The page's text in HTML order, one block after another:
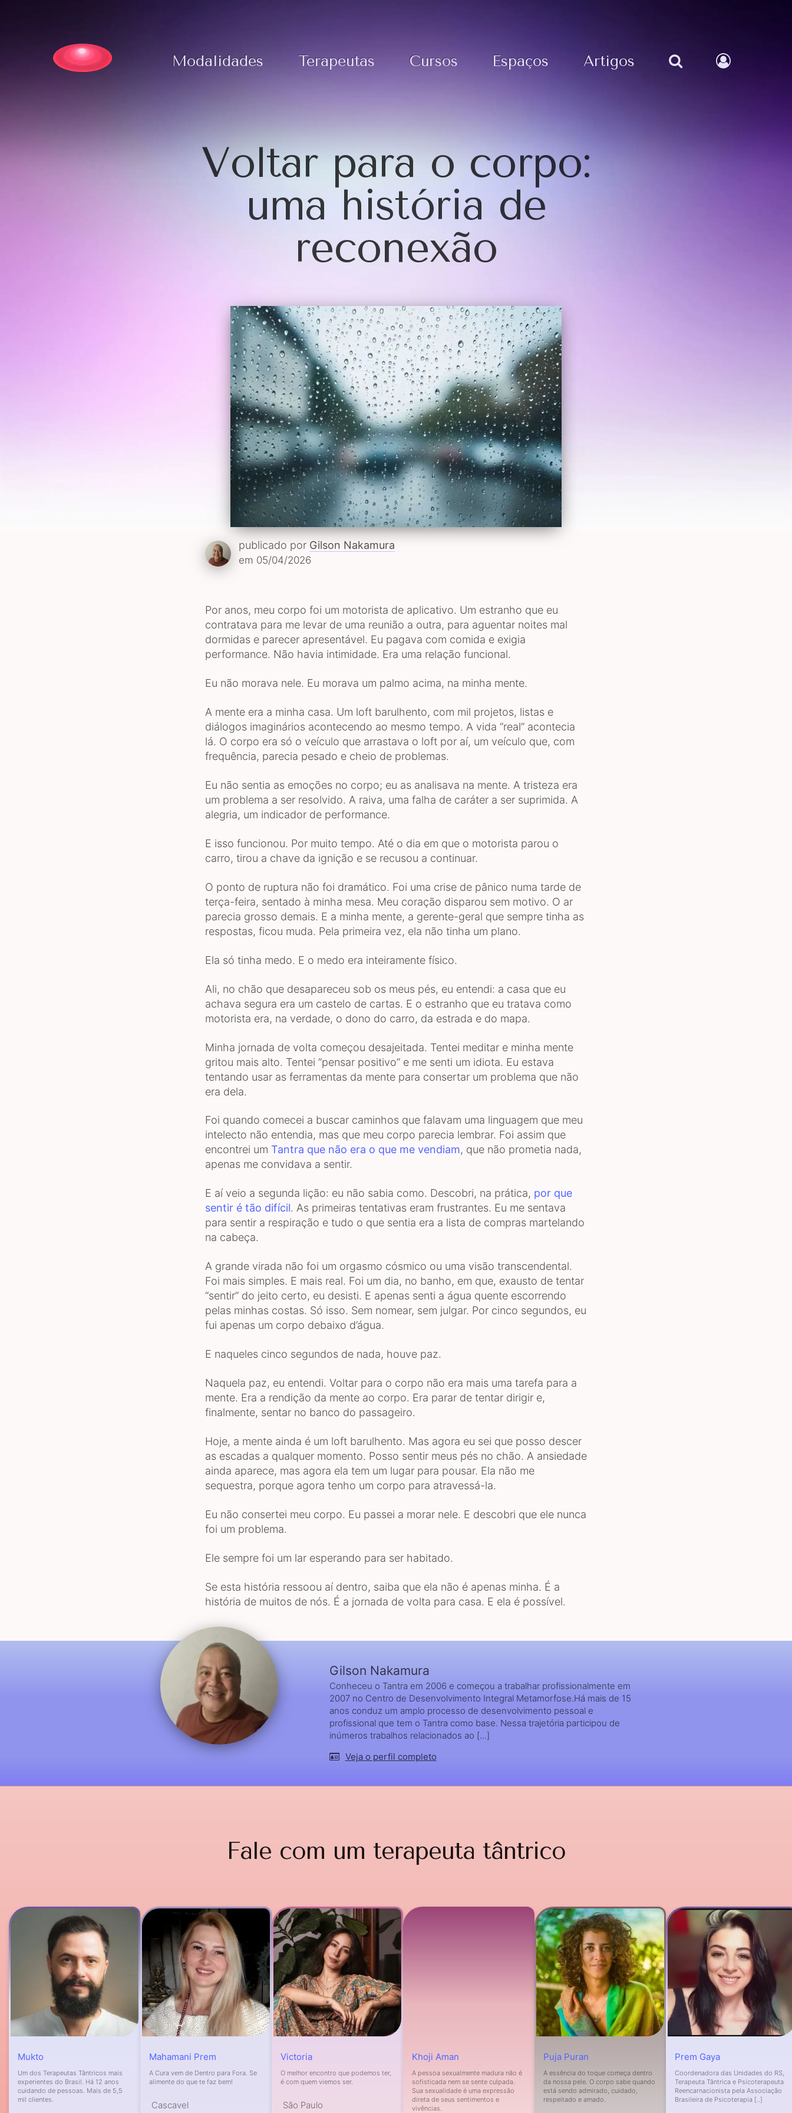
Modalidades Terapeutas Cursos Espaços Artigos
Voltar para o corpo:
uma história de
reconexão
publicado por Gilson Nakamura
em 05/04/2026
Por anos, meu corpo foi um motorista de aplicativo. Um estranho que eu
contratava para me levar de uma reunião a outra, para aguentar noites mal
dormidas e parecer apresentável. Eu pagava com comida e exigia
performance. Não havia intimidade. Era uma relação funcional.
Eu não morava nele. Eu morava um palmo acima, na minha mente.
A mente era a minha casa. Um loft barulhento, com mil projetos, listas e
diálogos imaginários acontecendo ao mesmo tempo. A vida “real” acontecia
lá. O corpo era só o veículo que arrastava o loft por aí, um veículo que, com
frequência, parecia pesado e cheio de problemas.
Eu não sentia as emoções no corpo; eu as analisava na mente. A tristeza era
um problema a ser resolvido. A raiva, uma falha de caráter a ser suprimida. A
alegria, um indicador de performance.
E isso funcionou. Por muito tempo. Até o dia em que o motorista parou o
carro, tirou a chave da ignição e se recusou a continuar.
O ponto de ruptura não foi dramático. Foi uma crise de pânico numa tarde de
terça-feira, sentado à minha mesa. Meu coração disparou sem motivo. O ar
parecia grosso demais. E a minha mente, a gerente-geral que sempre tinha as
respostas, ficou muda. Pela primeira vez, ela não tinha um plano.
Ela só tinha medo. E o medo era inteiramente físico.
Ali, no chão que desapareceu sob os meus pés, eu entendi: a casa que eu
achava segura era um castelo de cartas. E o estranho que eu tratava como
motorista era, na verdade, o dono do carro, da estrada e do mapa.
Minha jornada de volta começou desajeitada. Tentei meditar e minha mente
gritou mais alto. Tentei “pensar positivo” e me senti um idiota. Eu estava
tentando usar as ferramentas da mente para consertar um problema que não
era dela.
Foi quando comecei a buscar caminhos que falavam uma linguagem que meu
intelecto não entendia, mas que meu corpo parecia lembrar. Foi assim que
encontrei um Tantra que não era o que me vendiam, que não prometia nada,
apenas me convidava a sentir.
E aí veio a segunda lição: eu não sabia como. Descobri, na prática, por que
sentir é tão difícil. As primeiras tentativas eram frustrantes. Eu me sentava
para sentir a respiração e tudo o que sentia era a lista de compras martelando
na cabeça.
A grande virada não foi um orgasmo cósmico ou uma visão transcendental.
Foi mais simples. E mais real. Foi um dia, no banho, em que, exausto de tentar
“sentir” do jeito certo, eu desisti. E apenas senti a água quente escorrendo
pelas minhas costas. Só isso. Sem nomear, sem julgar. Por cinco segundos, eu
fui apenas um corpo debaixo d’água.
E naqueles cinco segundos de nada, houve paz.
Naquela paz, eu entendi. Voltar para o corpo não era mais uma tarefa para a
mente. Era a rendição da mente ao corpo. Era parar de tentar dirigir e,
finalmente, sentar no banco do passageiro.
Hoje, a mente ainda é um loft barulhento. Mas agora eu sei que posso descer
as escadas a qualquer momento. Posso sentir meus pés no chão. A ansiedade
ainda aparece, mas agora ela tem um lugar para pousar. Ela não me
sequestra, porque agora tenho um corpo para atravessá-la.
Eu não consertei meu corpo. Eu passei a morar nele. E descobri que ele nunca
foi um problema.
Ele sempre foi um lar esperando para ser habitado.
Se esta história ressoou aí dentro, saiba que ela não é apenas minha. É a
história de muitos de nós. É a jornada de volta para casa. E ela é possível.
Gilson Nakamura
Conheceu o Tantra em 2006 e começou a trabalhar profissionalmente em
2007 no Centro de Desenvolvimento Integral Metamorfose.Há mais de 15
anos conduz um amplo processo de desenvolvimento pessoal e
profissional que tem o Tantra como base. Nessa trajetória participou de
inúmeros trabalhos relacionados ao [...]
Veja o perfil completo
Fale com um terapeuta tântrico
Mukto
Um dos Terapeutas Tântricos mais
experientes do Brasil. Há 12 anos
cuidando de pessoas. Mais de 5,5
mil clientes.
Mahamani Prem
A Cura vem de Dentro para Fora. Se
alimente do que te faz bem!
Cascavel
Victoria
O melhor encontro que podemos ter,
é com quem viemos ser.
São Paulo
Khoji Aman
A pessoa sexualmente madura não é
sofisticada nem se sente culpada.
Sua sexualidade é uma expressão
direta de seus sentimentos e
vivências.
Puja Puran
A essência do toque começa dentro
da nossa pele. O corpo sabe quando
está sendo admirado, cuidado,
respeitado e amado.
Prem Gaya
Coordenadora das Unidades do RS,
Terapeuta Tântrica e Psicoterapeuta
Reencarnacionista pela Associação
Brasileira de Psicoterapia [..]